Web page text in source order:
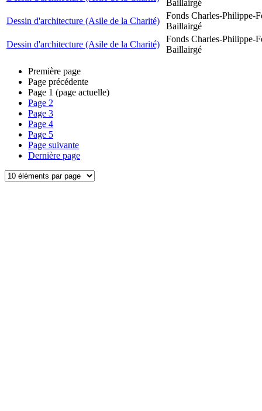
Baillairgé
Dessin d'architecture (Asile de la Charité)
Fonds Charles-Philippe-
Baillairgé
Dessin d'architecture (Asile de la Charité)
Fonds Charles-Philippe-
Baillairgé
Première page
Page précédente
Page 1 (page actuelle)
Page 2
Page 3
Page 4
Page 5
Page suivante
Dernière page